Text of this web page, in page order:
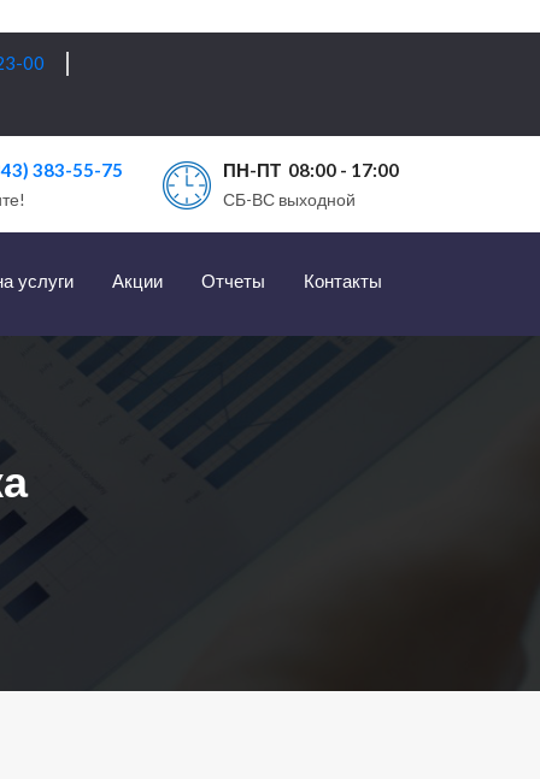
00
383-55-75 ПН-ПТ 08:00 - 17:00
СБ-ВС выходной
услуги Акции Отчеты Контакты